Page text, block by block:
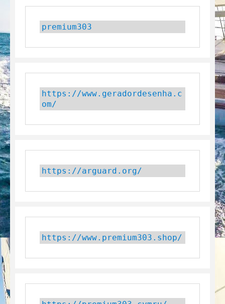
premium303
https://www.geradordesenha.c
om/
https://arguard.org/
https://www.premium303.shop/